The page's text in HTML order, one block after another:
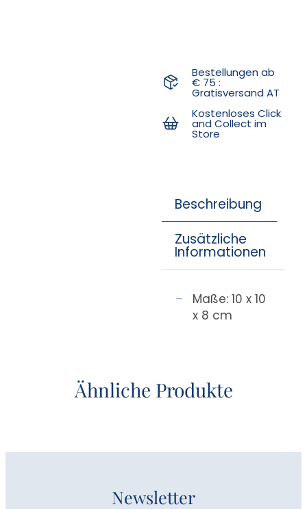
Bestellungen ab
€ 75 :
Gratisversand AT
Kostenloses Click
and Collect im
Store
Beschreibung
Zusätzliche
Informationen
Maße: 10 x 10
x 8 cm
Ähnliche Produkte
Newsletter